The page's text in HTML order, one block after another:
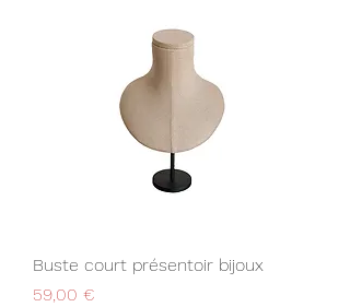
Buste court présentoir bijoux
Prix
59,00 €